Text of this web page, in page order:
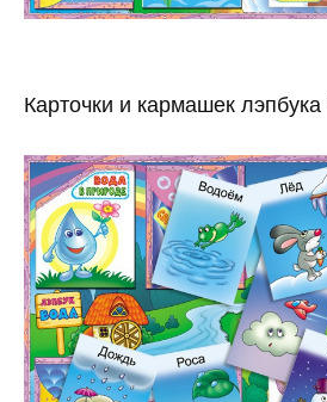
Карточки и кармашек